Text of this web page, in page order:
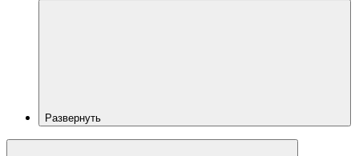
Развернуть